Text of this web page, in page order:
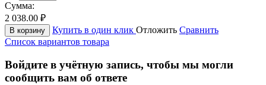
Сумма:
2 038.00 ₽
В корзину Купить в один клик Отложить Сравнить
Список вариантов товара
Войдите в учётную запись, чтобы мы могли
сообщить вам об ответе